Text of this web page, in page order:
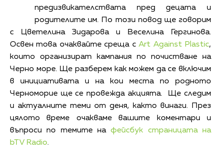
предизвикателствата пред децата и
родителите им. По този повод ще говорим
с Цветелина Зидарова и Веселина Гергинова.
Освен това очаквайте среща сArt Against Plastic,
които организират кампания по почистване на
Черно море. Ще разберем как можем да се включим
в инициативата и на кои места по родното
Черноморие ще се провежда акцията. Ще следим
и актуалните теми от деня, както винаги. През
цялото време очакваме вашите коментари и
въпроси по темите нафейсбук страницата на
bTV Radio.